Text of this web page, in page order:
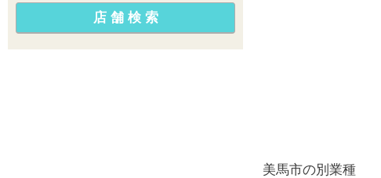
美馬市の別業種